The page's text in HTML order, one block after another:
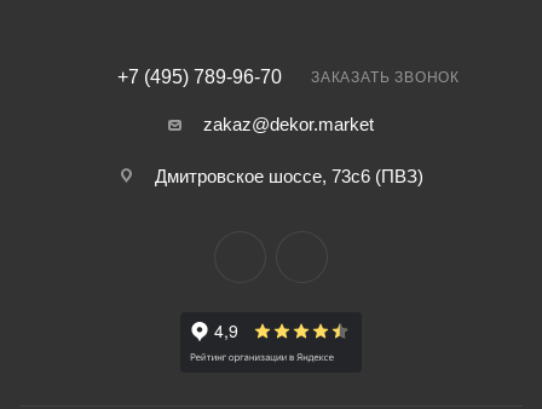
+7 (495) 789-96-70 ЗАКАЗАТЬ ЗВОНОК
zakaz@dekor.market
Дмитровское шоссе, 73с6 (ПВЗ)